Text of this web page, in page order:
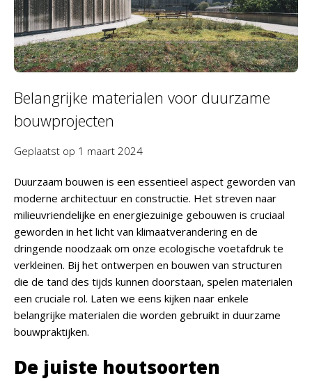
Belangrijke materialen voor duurzame
bouwprojecten
Geplaatst op 1 maart 2024
Duurzaam bouwen is een essentieel aspect geworden van
moderne architectuur en constructie. Het streven naar
milieuvriendelijke en energiezuinige gebouwen is cruciaal
geworden in het licht van klimaatverandering en de
dringende noodzaak om onze ecologische voetafdruk te
verkleinen. Bij het ontwerpen en bouwen van structuren
die de tand des tijds kunnen doorstaan, spelen materialen
een cruciale rol. Laten we eens kijken naar enkele
belangrijke materialen die worden gebruikt in duurzame
bouwpraktijken.
De juiste houtsoorten